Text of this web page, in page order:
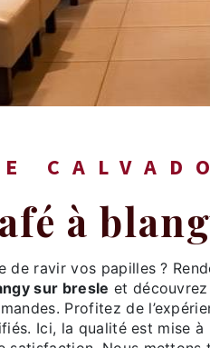
LE
café à
de ravir vos papilles ?
sur bresle et
Profitez de
Ici, la qualité est mise